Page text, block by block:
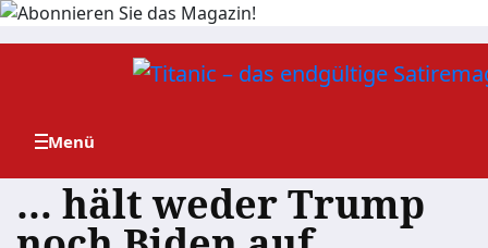
Zum
… hält weder Trump